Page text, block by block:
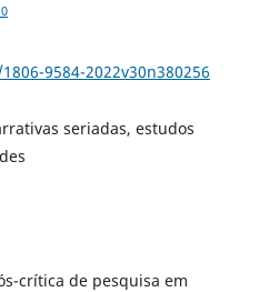
9584-2022v30n380256
seriadas, estudos
crítica de pesquisa em